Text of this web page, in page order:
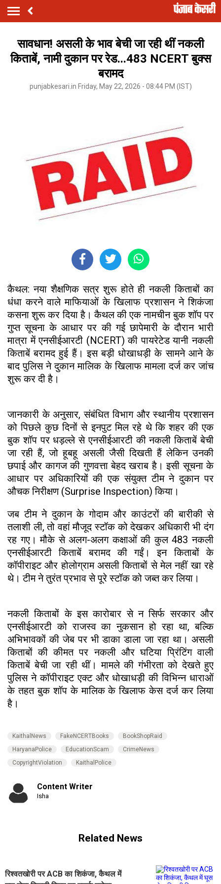
सावधान! असली के भाव बेची जा रही थीं नकली
किताबें, नामी दुकान पर रेड...483 NCERT बुक्स
बरामद
punjabkesari.in Friday, May 22, 2026 - 08:44 PM (IST)
कैथल: नया शैक्षणिक सत्र शुरू होते ही नकली किताबों का
धंधा करने वाले माफियाओं के खिलाफ प्रशासन ने शिकंजा
कसना शुरू कर दिया है। कैथल की एक नामचीन बुक शॉप पर
गुप्त सूचना के आधार पर की गई छापेमारी के दौरान भारी
मात्रा में एनसीईआरटी (NCERT) की पायरेटेड यानी नकली
किताबें बरामद हुई हैं। इस बड़ी धोखाधड़ी के सामने आने के
बाद पुलिस ने दुकान मालिक के खिलाफ मामला दर्ज कर जांच
शुरू कर दी है।
जानकारी के अनुसार, संबंधित विभाग और स्थानीय प्रशासन
को पिछले कुछ दिनों से इनपुट मिल रहे थे कि शहर की एक
बुक शॉप पर धड़ल्ले से एनसीईआरटी की नकली किताबें बेची
जा रही हैं, जो हूबहू असली जैसी दिखती हैं लेकिन उनकी
छपाई और कागज की गुणवत्ता बेहद खराब है। इसी सूचना के
आधार पर अधिकारियों की एक संयुक्त टीम ने दुकान पर
औचक निरीक्षण (Surprise Inspection) किया।
जब टीम ने दुकान के गोदाम और काउंटरों की बारीकी से
तलाशी ली, तो वहां मौजूद स्टॉक को देखकर अधिकारी भी दंग
रह गए। मौके से अलग-अलग कक्षाओं की कुल 483 नकली
एनसीईआरटी किताबें बरामद की गईं। इन किताबों के
कॉपीराइट और होलोग्राम असली किताबों से मेल नहीं खा रहे
थे। टीम ने तुरंत प्रभाव से पूरे स्टॉक को जब्त कर लिया।
नकली किताबों के इस कारोबार से न सिर्फ सरकार और
एनसीईआरटी को राजस्व का नुकसान हो रहा था, बल्कि
अभिभावकों की जेब पर भी डाका डाला जा रहा था। असली
किताबों की कीमत पर नकली और घटिया प्रिंटिंग वाली
किताबें बेची जा रही थीं। मामले की गंभीरता को देखते हुए
पुलिस ने कॉपीराइट एक्ट और धोखाधड़ी की विभिन्न धाराओं
के तहत बुक शॉप के मालिक के खिलाफ केस दर्ज कर लिया
है।
KaithalNews FakeNCERTBooks
BookShopRaid
HaryanaPolice
EducationScam
CrimeNews
CopyrightViolation
KaithalPolice
Content Writer
Isha
Related News
रिश्वतखोरी पर ACB का शिकंजा, कैथल में